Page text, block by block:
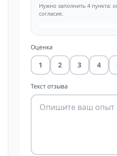
Нужно заполнить 4 пункта:
согласие.
Оценка
1 2 3 4
Текст отзыва